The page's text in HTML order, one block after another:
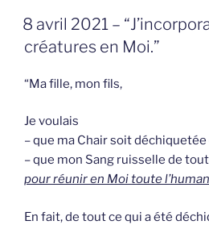
GEPLAATST
OP
8 avril 2021 –
créatures en Moi.”
“Ma fille, mon fils,
Je voulais
– que ma Chair soit
– que mon Sang ruisselle de
pour réunir en Moi toute
En fait, de tout ce qui a été